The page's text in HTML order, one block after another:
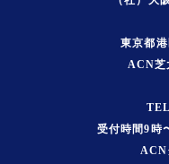
東京都
ACN芝
受付時間9時
ACN